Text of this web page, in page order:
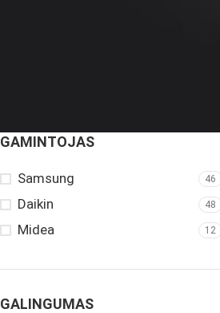
GAMINTOJAS
Samsung 46
Daikin 48
Midea 12
GALINGUMAS